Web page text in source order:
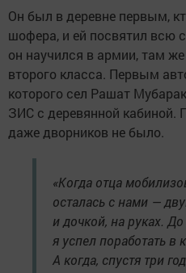
Он был в деревне первым,
шофера, и ей посвятил всю
он научился в армии, там
второго класса. Первым
которого сел Рашат
ЗИС с деревянной кабиной.
даже дворников не было.
«Когда отца
осталась с нами —
и дочкой, на руках.
я успел поработать в
А когда, спустя три